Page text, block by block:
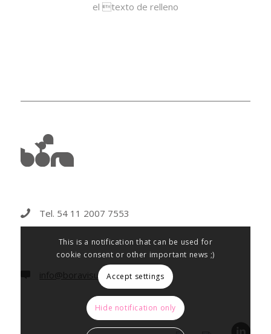
el texto de relleno
Tel. 54 11 2007 7553
info@boravisual.com.ar
This is a notification that can be used for
cookie consent or other important news ;)
Accept settings
Hide notification only